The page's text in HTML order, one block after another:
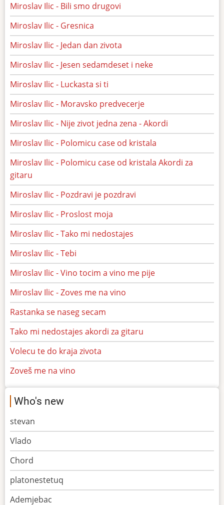
Miroslav Ilic - Bili smo drugovi
Miroslav Ilic - Gresnica
Miroslav Ilic - Jedan dan zivota
Miroslav Ilic - Jesen sedamdeset i neke
Miroslav Ilic - Luckasta si ti
Miroslav Ilic - Moravsko predvecerje
Miroslav Ilic - Nije zivot jedna zena - Akordi
Miroslav Ilic - Polomicu case od kristala
Miroslav Ilic - Polomicu case od kristala Akordi za
gitaru
Miroslav Ilic - Pozdravi je pozdravi
Miroslav Ilic - Proslost moja
Miroslav Ilic - Tako mi nedostajes
Miroslav Ilic - Tebi
Miroslav Ilic - Vino tocim a vino me pije
Miroslav Ilic - Zoves me na vino
Rastanka se naseg secam
Tako mi nedostajes akordi za gitaru
Volecu te do kraja zivota
Zoveš me na vino
Who's new
stevan
Vlado
Chord
platonestetuq
Ademjebac